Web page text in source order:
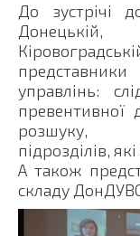
До зустрічі
управлінь:
превентивної
розшуку,
підрозділів,
А також
складу